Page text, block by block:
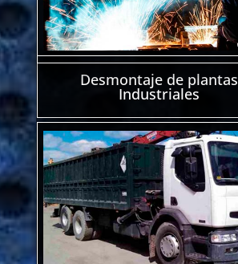
Desmontaje de plantas
Industriales